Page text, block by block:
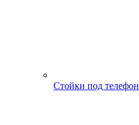
Стойки под телефон